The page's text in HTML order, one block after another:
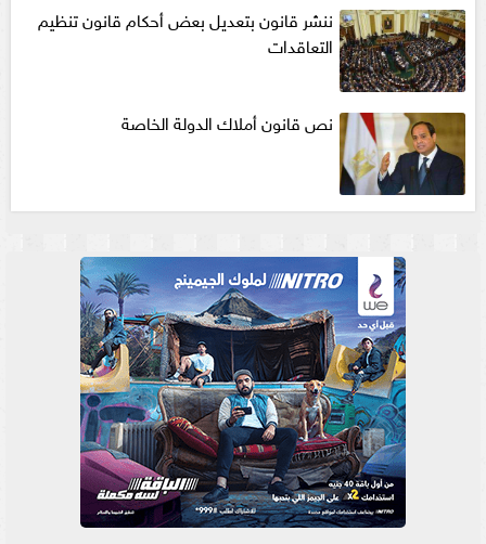
ننشر قانون بتعديل بعض أحكام قانون تنظيم
التعاقدات
نص قانون أملاك الدولة الخاصة